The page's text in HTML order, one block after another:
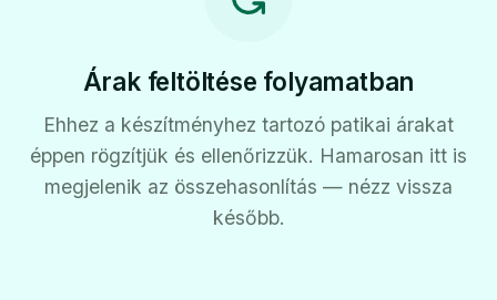
Árak feltöltése folyamatban
Ehhez a készítményhez tartozó patikai árakat
éppen rögzítjük és ellenőrizzük. Hamarosan itt is
megjelenik az összehasonlítás — nézz vissza
később.